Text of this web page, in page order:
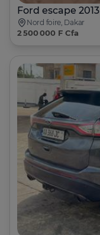
Ford escape 2013
Nord foire, Dakar
2 500 000 F Cfa